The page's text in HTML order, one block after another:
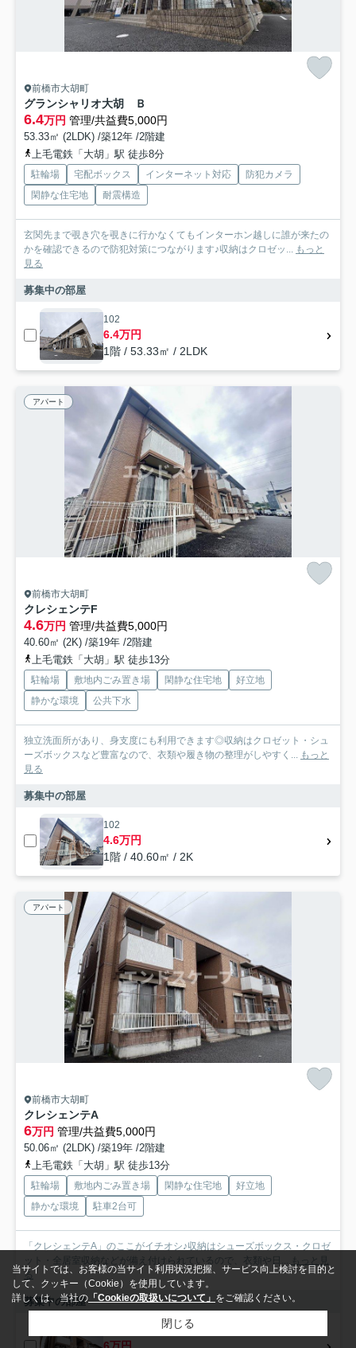
前橋市大胡町
グランシャリオ大胡 Ｂ
6.4万円 管理/共益費5,000円
53.33㎡ (2LDK) /築12年 /2階建
上毛電鉄「大胡」駅 徒歩8分
駐輪場 宅配ボックス インターネット対応
防犯カメラ
閑静な住宅地
耐震構造
玄関先まで覗き穴を覗きに行かなくてもインターホン越しに誰が来たの
かを確認できるので防犯対策につながります♪収納はクロゼッ...
もっと
見る
募集中の部屋
102
6.4万円
1階 / 53.33㎡ / 2LDK
アパート
前橋市大胡町
クレシェンテF
4.6万円 管理/共益費5,000円
40.60㎡ (2K) /築19年 /2階建
上毛電鉄「大胡」駅 徒歩13分
駐輪場 敷地内ごみ置き場 閑静な住宅地
好立地
静かな環境
公共下水
独立洗面所があり、身支度にも利用できます◎収納はクロゼット・シュ
ーズボックスなど豊富なので、衣類や履き物の整理がしやすく...
もっと
見る
募集中の部屋
102
4.6万円
1階 / 40.60㎡ / 2K
アパート
前橋市大胡町
クレシェンテA
6万円 管理/共益費5,000円
50.06㎡ (2LDK) /築19年 /2階建
上毛電鉄「大胡」駅 徒歩13分
駐輪場 敷地内ごみ置き場 閑静な住宅地
好立地
静かな環境
駐車2台可
「クレシェンテA」のここがイチオシ♪収納はシューズボックス・クロゼ
ット・全居室収納などが備え付けられているので、衣類や日...
もっと見
る
募集中の部屋
6万円
当サイトでは、お客様の当サイト利用状況把握、サービス向上検討を目的と
して、クッキー（Cookie）を使用しています。
詳しくは、当社の 「Cookieの取扱いについて」 をご確認ください。
閉じる